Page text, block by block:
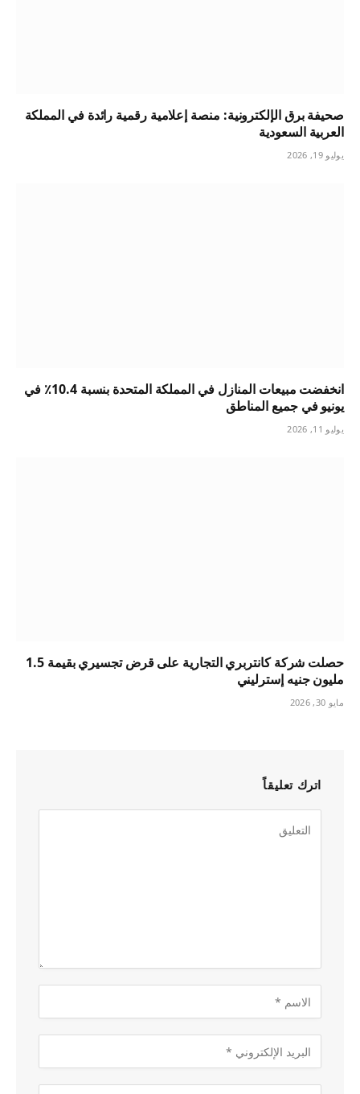
صحيفة برق الإلكترونية: منصة إعلامية رقمية رائدة في المملكة
العربية السعودية
يوليو 19, 2026
انخفضت مبيعات المنازل في المملكة المتحدة بنسبة 10.4٪ في
يونيو في جميع المناطق
يوليو 11, 2026
حصلت شركة كانتربري التجارية على قرض تجسيري بقيمة 1.5
مليون جنيه إسترليني
مايو 30, 2026
اترك تعليقاً